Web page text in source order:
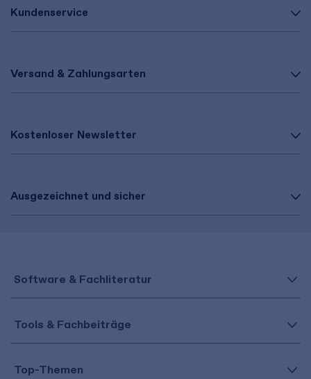
Kundenservice
Versand & Zahlungsarten
Kostenloser Newsletter
Ausgezeichnet und sicher
Software & Fachliteratur
Tools & Fachbeiträge
Top-Themen